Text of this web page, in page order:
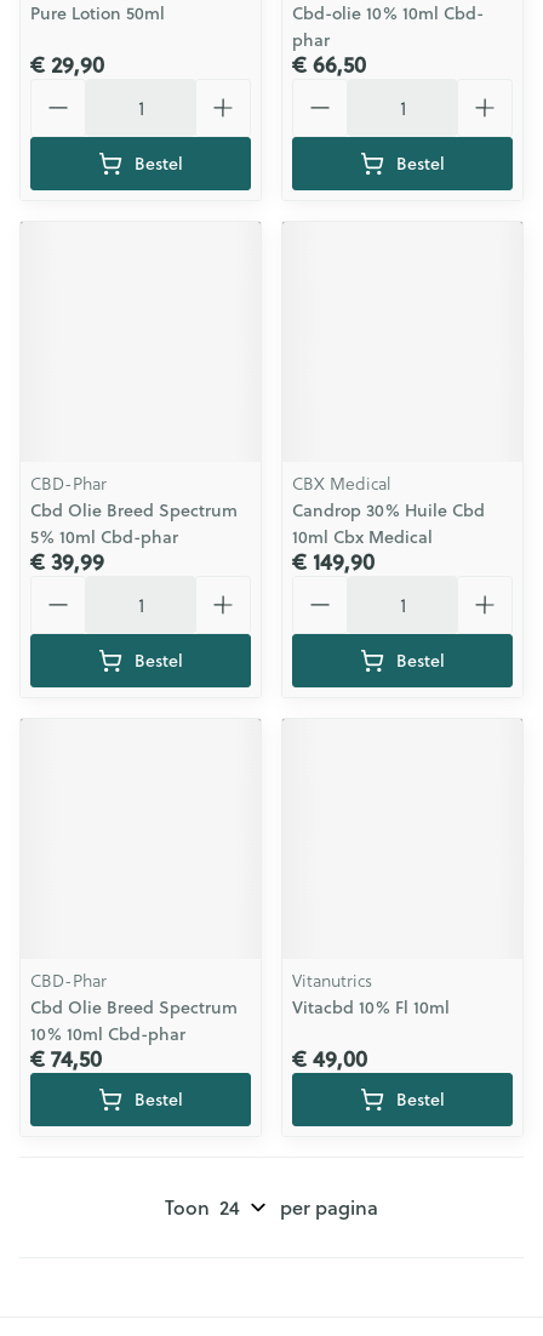
Pure Lotion 50ml
€ 29,90
Bestel
Cbd-olie 10% 10ml Cbd-
phar
€ 66,50
Bestel
CBD-Phar
Cbd Olie Breed Spectrum
5% 10ml Cbd-phar
€ 39,99
Bestel
CBX Medical
Candrop 30% Huile Cbd
10ml Cbx Medical
€ 149,90
Bestel
CBD-Phar
Cbd Olie Breed Spectrum
10% 10ml Cbd-phar
€ 74,50
Bestel
Vitanutrics
Vitacbd 10% Fl 10ml
€ 49,00
Bestel
Toon per pagina